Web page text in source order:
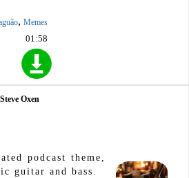
, Memes
01:58
Oxen
podcast theme,
guitar and bass.